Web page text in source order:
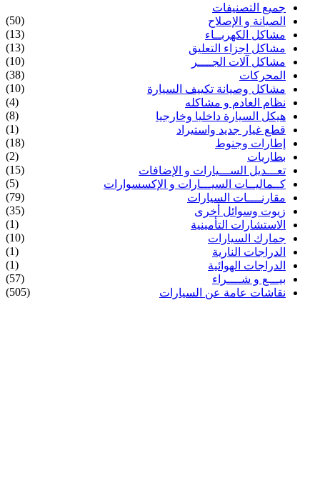
جميع التصنيفات
الصيانة و الإصلاح
(50)
مشاكل الكهربــاء
(13)
مشاكل اجزاء التعليق
(13)
مشاكل آلات الجــــر
(10)
المحركات
(38)
مشاكل وصيانة تكييف السيارة
(10)
نظام العادم و مشاكله
(4)
هيكل السيارة داخليا وخارجيا
(8)
قطع غيار جديد واستيراد
(1)
إطارات وجنوط
(18)
بطاريات
(2)
تعـــديل الســـيارات و الإضافات
(15)
كــماليــات السيـــارات و الإكسسوارات
(5)
مقارنــــات السيارات
(79)
زيوت وسوائل أخرى
(35)
الاستشارات التأمينية
(1)
جمارك السيارات
(10)
الدراجات النارية
(1)
الدراجات الهوائية
(1)
بيـــع و شــــراء
(57)
نقاشات عامة عن السيارات
(505)